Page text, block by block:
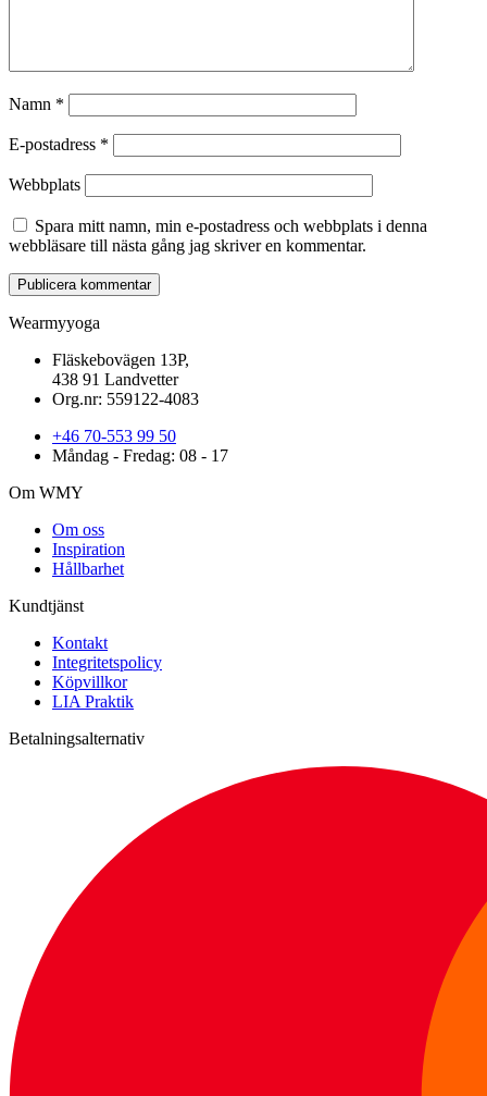
Namn *
E-postadress *
Webbplats
Spara mitt namn, min e-postadress och webbplats i denna
webbläsare till nästa gång jag skriver en kommentar.
Wearmyyoga
Fläskebovägen 13P,
438 91 Landvetter
Org.nr: 559122-4083
+46 70-553 99 50
Måndag - Fredag: 08 - 17
Om WMY
Om oss
Inspiration
Hållbarhet
Kundtjänst
Kontakt
Integritetspolicy
Köpvillkor
LIA Praktik
Betalningsalternativ